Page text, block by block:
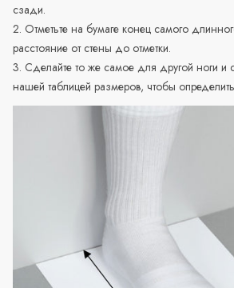
сзади.
2. Отметьте на бумаге конец самого
расстояние от стены до отметки.
3. Сделайте то же самое для другой ноги и
нашей таблицей размеров, чтобы